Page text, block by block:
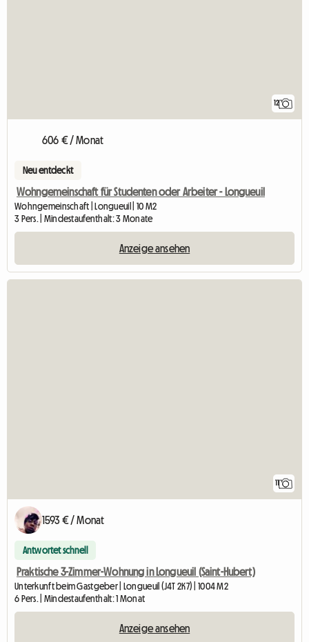
12
606 € / Monat
Neu entdeckt
Wohngemeinschaft für Studenten oder Arbeiter - Longueuil
Wohngemeinschaft | Longueuil | 10 M2
3 Pers. | Mindestaufenthalt: 3 Monate
Anzeige ansehen
11
1593 € / Monat
Antwortet schnell
Praktische 3-Zimmer-Wohnung in Longueuil (Saint-Hubert)
Unterkunft beim Gastgeber | Longueuil (J4T 2K7) | 1004 M2
6 Pers. | Mindestaufenthalt: 1 Monat
Anzeige ansehen